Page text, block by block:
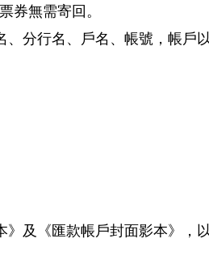
券無需寄回。
分行名、戶名、帳號，帳戶
及《匯款帳戶封面影本》，